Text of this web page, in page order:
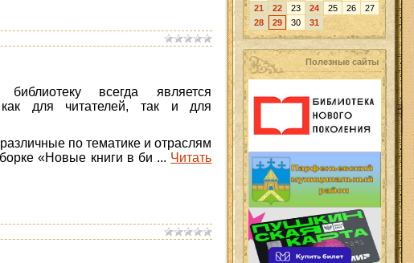
всегда является
для читателей, так и для
по тематике и отраслям
«Новые книги в би ... Читать
21
22 23 24 25 26
27
28
29 30 31
Полезные сайты